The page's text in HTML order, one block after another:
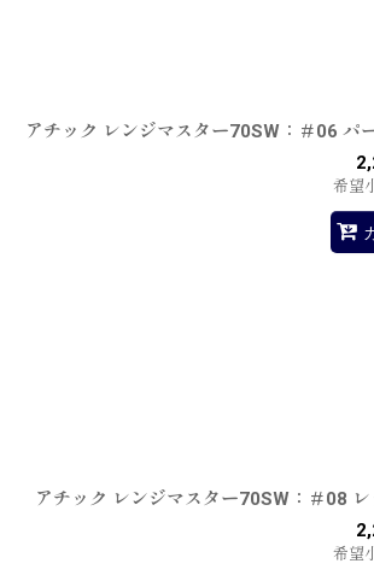
アチック レンジマスター70SW：＃06 パ
希望
アチック レンジマスター70SW：＃08 レ
希望